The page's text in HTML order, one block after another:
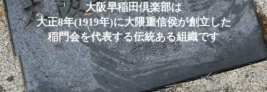
⼤阪早稲⽥倶楽部は
⼤正8年(1919年)に⼤隈重信侯が創⽴した
稲⾨会を代表する伝統ある組織です